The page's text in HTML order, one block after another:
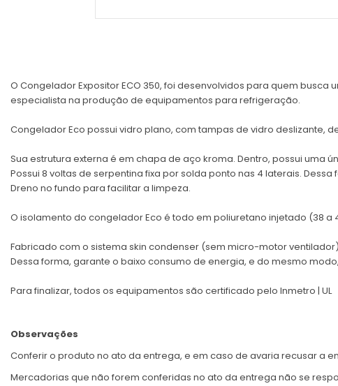
O Congelador Expositor ECO 350, foi desenvolvidos para quem
especialista na produção de equipamentos para refrigeração.
Congelador Eco possui vidro plano, com tampas de vidro deslizante,
Sua estrutura externa é em chapa de aço kroma. Dentro, possui uma
Possui 8 voltas de serpentina fixa por solda ponto nas 4 laterais.
Dreno no fundo para facilitar a limpeza.
O isolamento do congelador Eco é todo em poliuretano injetado (38 a
Fabricado com o sistema skin condenser (sem micro-motor
Dessa forma, garante o baixo consumo de energia, e do mesmo
Para finalizar, todos os equipamentos são certificado pelo Inmetro | UL
Observações
Conferir o produto no ato da entrega, e em caso de avaria recusar a
Mercadorias que não forem conferidas no ato da entrega não se